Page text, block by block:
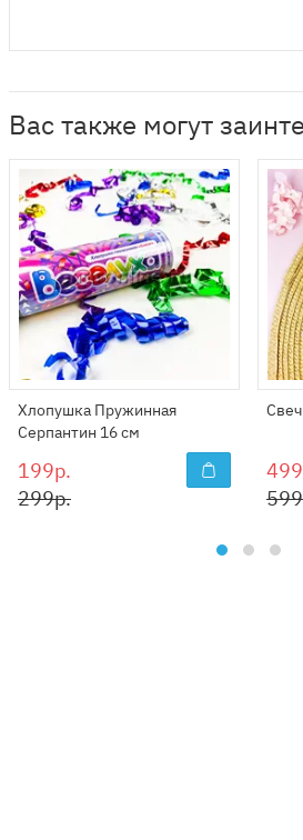
Вас также могут
Хлопушка Пружинная
Серпантин 16 см
199р.
299р.